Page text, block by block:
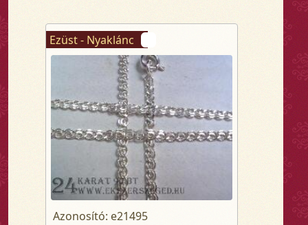
Ezüst - Nyaklánc
Azonosító: e21495